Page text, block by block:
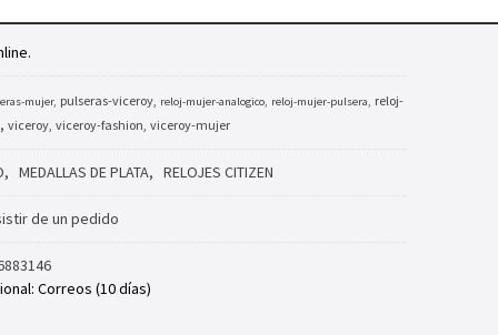
mujer pulseras-viceroy reloj-mujer-analogico reloj-mujer-pulsera
reloj-
viceroy viceroy-fashion viceroy-mujer
MEDALLAS DE PLATA RELOJES CITIZEN
de un pedido
Correos (10 días)